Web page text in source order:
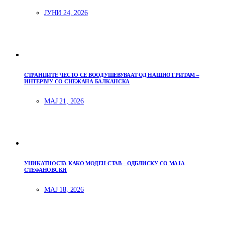
ЈУНИ 24, 2026
СТРАНЦИТЕ ЧЕСТО СЕ ВООДУШЕВУВААТ ОД НАШИОТ РИТАМ –
ИНТЕРВЈУ СО СНЕЖАНА БАЛКАНСКА
МАЈ 21, 2026
УНИКАТНОСТА КАКО МОДЕН СТАВ – ОДБЛИСКУ СО МАЈА
СТЕФАНОВСКИ
МАЈ 18, 2026